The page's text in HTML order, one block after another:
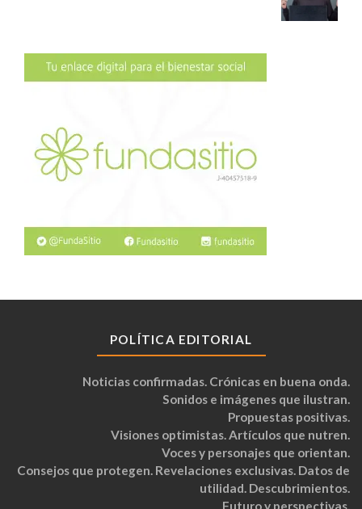
POLÍTICA EDITORIAL
Noticias confirmadas. Crónicas en buena onda.
Sonidos e imágenes que ilustran.
Propuestas positivas.
Visiones optimistas. Artículos que nutren.
Voces y personajes que orientan.
Consejos que protegen. Revelaciones exclusivas. Datos de
utilidad. Descubrimientos.
Futuro y perspectivas.